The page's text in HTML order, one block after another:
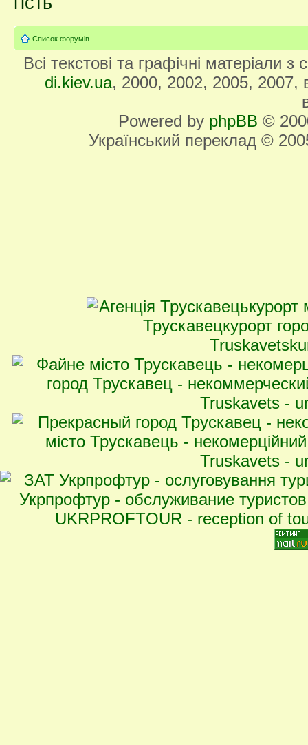
Список форумів
Всі текстові та графічні матеріали
di.kiev.ua, 2000, 2002, 2005, 2007,
Powered by phpBB ©
Український переклад ©